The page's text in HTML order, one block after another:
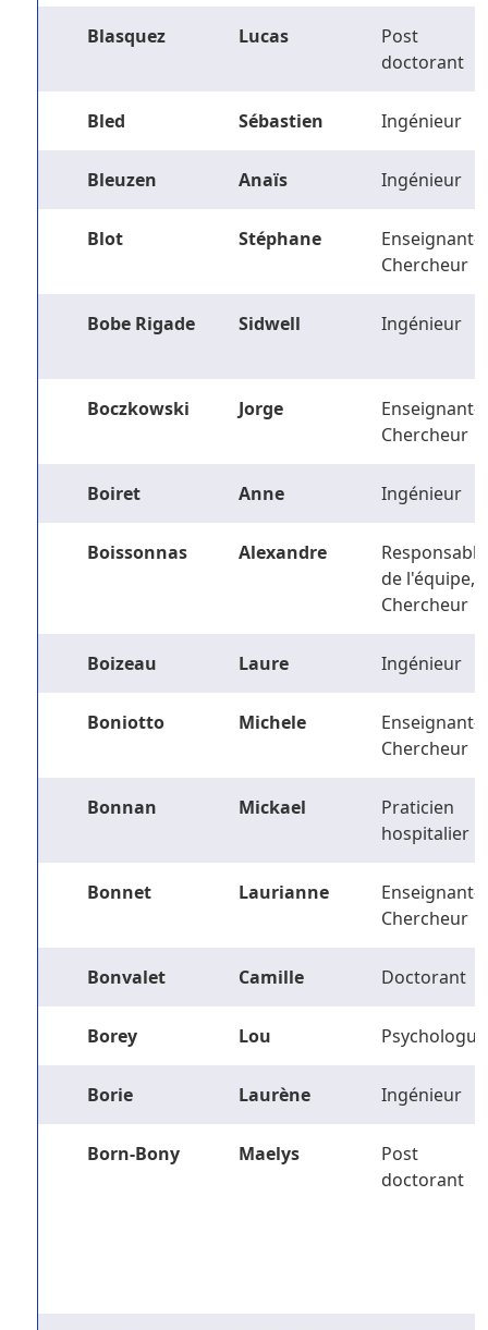
Blasquez Lucas
Post
doctorant
Bled Sébastien Ingénieur
Bleuzen Anaïs Ingénieur
Blot Stéphane
Enseignant-
Chercheur
Bobe Rigade Sidwell Ingénieur
Boczkowski Jorge
Enseignant-
Chercheur
Boiret Anne Ingénieur
Boissonnas Alexandre
Responsable
de l'équipe,
Chercheur
Boizeau Laure Ingénieur
Boniotto Michele
Enseignant-
Chercheur
Bonnan Mickael
Praticien
hospitalier
Bonnet Laurianne
Enseignant-
Chercheur
Bonvalet Camille Doctorant
Borey Lou Psychologue
Borie Laurène Ingénieur
Born-Bony Maelys
Post
doctorant